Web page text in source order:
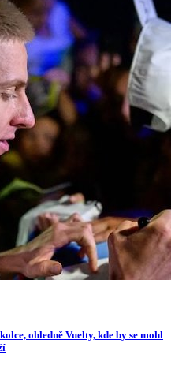
ohledně Vuelty, kde by se mohl